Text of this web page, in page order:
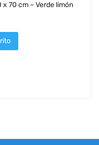
70 cm – Verde limón